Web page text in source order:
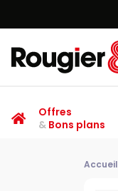
Offres
&Bons plans
Accueil